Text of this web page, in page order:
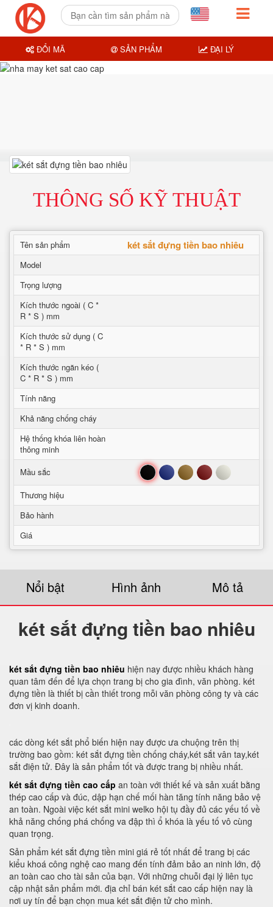
THÔNG SỐ KỸ THUẬT
Tên sản phẩm két sắt đựng tiền bao nhiêu
Model
Trọng lượng
Kích thước ngoài ( C *
R * S ) mm
Kích thước sử dụng ( C
* R * S ) mm
Kích thước ngăn kéo (
C * R * S ) mm
Tính năng
Khả năng chống cháy
Hệ thống khóa liên hoàn
thông minh
Mầu sắc
Đen Xanh Nâu Đỏ Trắng
Thương hiệu
Bảo hành
Giá
Nổi bật Hình ảnh Mô tả
két sắt đựng tiền bao nhiêu
két sắt đựng tiền bao nhiêu hiện nay được nhiều khách hàng
quan tâm đến để lựa chọn trang bị cho gia đình, văn phòng. két
đựng tiền là thiết bị cần thiết trong mỗi văn phòng công ty và các
đơn vị kinh doanh.
các dòng két sắt phổ biến hiện nay được ưa chuộng trên thị
trường bao gồm: két sắt đựng tiền chống cháy,két sắt vân tay,két
sắt điện tử. Đây là sản phẩm tốt và được trang bị nhiều nhất.
két sắt đựng tiền cao cấp an toàn với thiết kế và sản xuất bằng
thép cao cấp và đúc, dập hạn chế mối hàn tăng tính năng bảo vệ
an toàn. Ngoài việc két sắt mini welko hội tụ đầy đủ các yếu tố về
khả năng chống phá chống va đập thì ổ khóa là yếu tố vô cùng
quan trọng.
Sản phẩm két sắt đựng tiền mini giá rẻ tốt nhất để trang bị các
kiểu khoá công nghệ cao mang đến tính đảm bảo an ninh lớn, độ
an toàn cao cho tài sản của bạn. Với những chuỗi đại lý liên tục
cập nhật sản phẩm mới. địa chỉ bán két sắt cao cấp hiện nay là
nơi uy tín để bạn chọn mua két sắt điện tử cho mình.
ĐỔI MÃ SẢN PHẨM ĐẠI LÝ